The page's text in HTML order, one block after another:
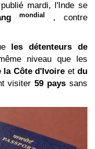
mardi, l'Inde se
mondial
, contre
les détenteurs de
niveau que les
la Côte d'Ivoire etdu
visiter59 pays sans